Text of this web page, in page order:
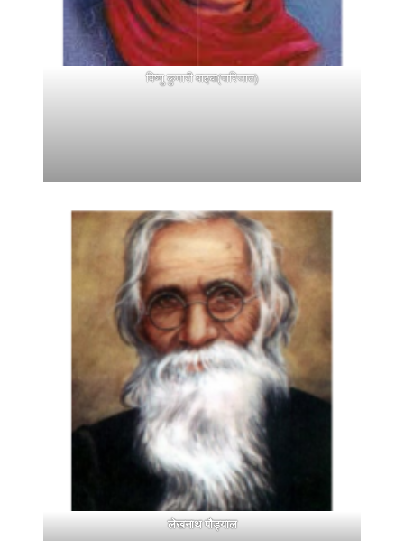
विष्णु कुमारी वाइबा(पारिजात)
लेखनाथ पौड्याल